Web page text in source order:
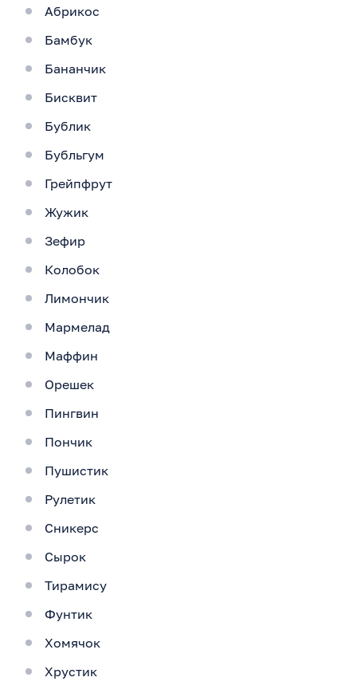
Абрикос
Бамбук
Бананчик
Бисквит
Бублик
Бубльгум
Грейпфрут
Жужик
Зефир
Колобок
Лимончик
Мармелад
Маффин
Орешек
Пингвин
Пончик
Пушистик
Рулетик
Сникерс
Сырок
Тирамису
Фунтик
Хомячок
Хрустик